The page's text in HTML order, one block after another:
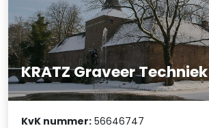
KRATZ Graveer Techniek
KvK nummer: 56646747